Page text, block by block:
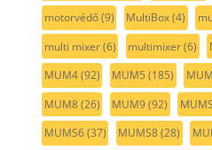
motorvédő(9) MultiBox(4)
multi mixer(6) multimixer(6)
MUM4(92) MUM5 (185)
MUM8(26) MUM9(92)
MUMS6(37) MUMS8(28)